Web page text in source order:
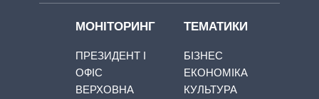
МОНІТОРИНГ
ПРЕЗИДЕНТ І
ОФІС
ВЕРХОВНА
ТЕМАТИКИ
БІЗНЕС
ЕКОНОМІКА
КУЛЬТУРА